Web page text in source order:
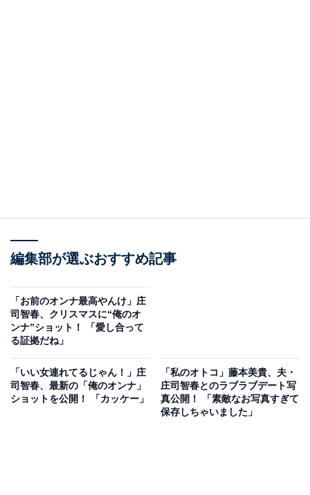
編集部が選ぶおすすめ記事
「お前のオンナ最高やんけ」庄
司智春、クリスマスに“俺のオ
ンナ”ショット！ 「愛し合って
る証拠だね」
「いい女連れてるじゃん！」庄
司智春、最新の「俺のオンナ」
ショットを公開！ 「カッケー」
「私のオトコ」藤本美貴、夫・
庄司智春とのラブラブデート写
真公開！ 「素敵なお写真すぎて
保存しちゃいました」